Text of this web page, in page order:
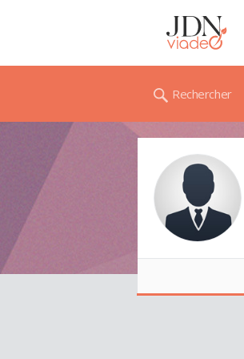
Rechercher